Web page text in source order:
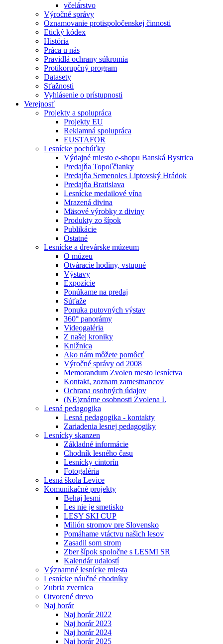
včelárstvo
Výročné správy
Oznamovanie protispoločenskej činnosti
Etický kódex
História
Práca u nás
Pravidlá ochrany súkromia
Protikorupčný program
Datasety
Sťažnosti
Vyhlásenie o prístupnosti
Verejnosť
Projekty a spolupráca
Projekty EU
Reklamná spolupráca
EUSTAFOR
Lesnícke pochúťky
Výdajné miesto e-shopu Banská Bystrica
Predajňa Topoľčianky
Predajňa Semenoles Liptovský Hrádok
Predajňa Bratislava
Lesnícke medailové vína
Mrazená divina
Mäsové výrobky z diviny
Produkty zo šípok
Publikácie
Ostatné
Lesnícke a drevárske múzeum
O múzeu
Otváracie hodiny, vstupné
Výstavy
Expozície
Ponúkame na predaj
Súťaže
Ponuka putovných výstav
360° panorámy
Videogaléria
Z našej kroniky
Knižnica
Ako nám môžete pomôcť
Výročné správy od 2008
Memorandum Zvolen mesto lesníctva
Kontakt, zoznam zamestnancov
Ochrana osobných údajov
(NE)známe osobnosti Zvolena I.
Lesná pedagogika
Lesná pedagogika - kontakty
Zariadenia lesnej pedagogiky
Lesnícky skanzen
Základné informácie
Chodník lesného času
Lesnícky cintorín
Fotogaléria
Lesná škola Levice
Komunikačné projekty
Behaj lesmi
Les nie je smetisko
LESY SKI CUP
Milión stromov pre Slovensko
Pomáhame vtáctvu našich lesov
Zasadil som strom
Zber šípok spoločne s LESMI SR
Kalendár udalostí
Významné lesnícke miesta
Lesnícke náučné chodníky
Zubria zvernica
Otvorené drevo
Naj horár
Naj horár 2022
Naj horár 2023
Naj horár 2024
Naj horár 2025